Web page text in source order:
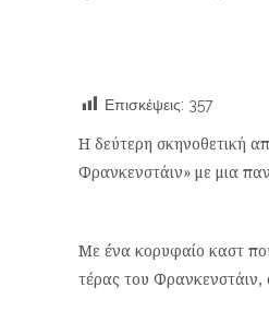
Επισκέψεις: 357
Η δεύτερη σκηνοθετική
Φρανκενστάιν» με μια
Με ένα κορυφαίο καστ
τέρας του Φρανκενστάιν,